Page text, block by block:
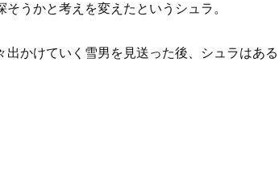
うかと考えを変えたというシュラ。
かけていく雪男を見送った後、シュラはある